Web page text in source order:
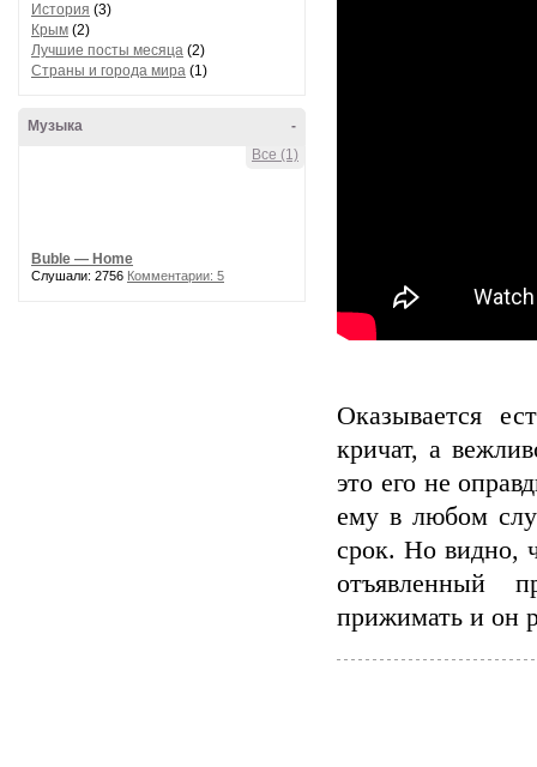
История (3)
Крым (2)
Лучшие посты месяца (2)
Страны и города мира (1)
-
Музыка
Все (1)
Buble — Home
Слушали: 2756 Комментарии: 5
Оказывается
кричат, а
это его не
ему в любом
срок. Но видно,
отъявленный
прижимать и он